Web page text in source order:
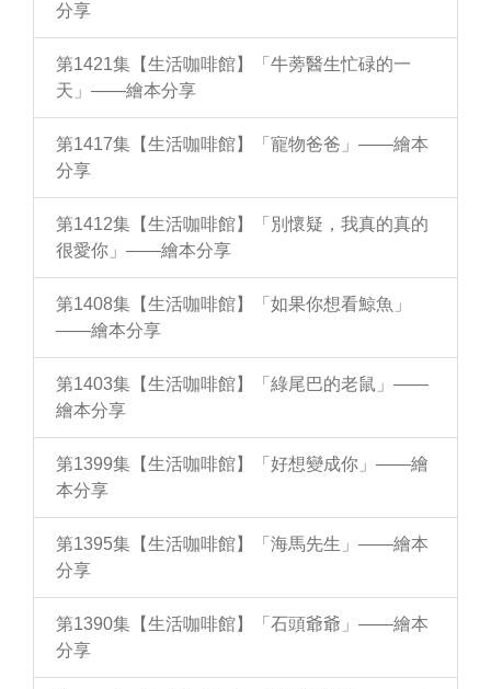
分享
第1421集【生活咖啡館】「牛蒡醫生忙碌的一
天」——繪本分享
第1417集【生活咖啡館】「寵物爸爸」——繪本
分享
第1412集【生活咖啡館】「別懷疑，我真的真的
很愛你」——繪本分享
第1408集【生活咖啡館】「如果你想看鯨魚」
——繪本分享
第1403集【生活咖啡館】「綠尾巴的老鼠」——
繪本分享
第1399集【生活咖啡館】「好想變成你」——繪
本分享
第1395集【生活咖啡館】「海馬先生」——繪本
分享
第1390集【生活咖啡館】「石頭爺爺」——繪本
分享